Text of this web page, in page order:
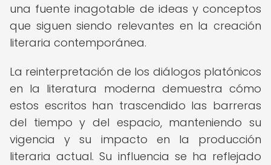
una fuente inagotable de ideas y conceptos
que siguen siendo relevantes en la creación
literaria contemporánea.
La reinterpretación de los diálogos platónicos
en la literatura moderna demuestra cómo
estos escritos han trascendido las barreras
del tiempo y del espacio, manteniendo su
vigencia y su impacto en la producción
literaria actual. Su influencia se ha reflejado